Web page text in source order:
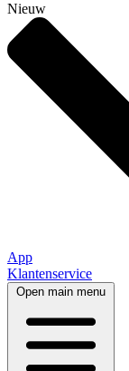
Nieuw
App
Klantenservice
Open main menu